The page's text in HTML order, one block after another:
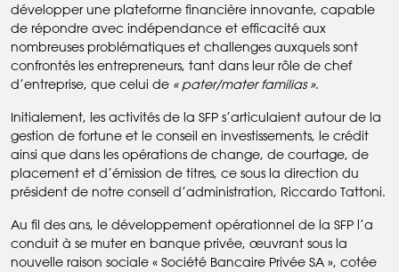
développer une plateforme financière innovante, capable
de répondre avec indépendance et efficacité aux
nombreuses problématiques et challenges auxquels sont
confrontés les entrepreneurs, tant dans leur rôle de chef
d’entreprise, que celui de « pater/mater familias ».
Initialement, les activités de la SFP s’articulaient autour de la
gestion de fortune et le conseil en investissements, le crédit
ainsi que dans les opérations de change, de courtage, de
placement et d’émission de titres, ce sous la direction du
président de notre conseil d’administration, Riccardo Tattoni.
Au fil des ans, le développement opérationnel de la SFP l’a
conduit à se muter en banque privée, œuvrant sous la
nouvelle raison sociale « Société Bancaire Privée SA », cotée